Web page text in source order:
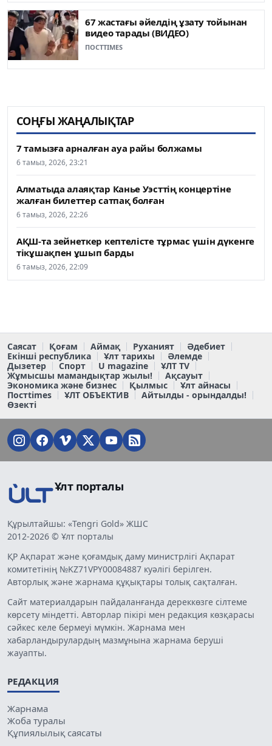
67 жастағы әйелдің ұзату тойынан
видео тарады (ВИДЕО)
ПОСТTIMES
СОҢҒЫ ЖАҢАЛЫҚТАР
7 тамызға арналған ауа райы болжамы
6 тамыз, 2026, 23:21
Алматыда алаяқтар Канье Уэсттің концертіне
жалған билеттер сатпақ болған
6 тамыз, 2026, 22:26
АҚШ-та зейнеткер кептелісте тұрмас үшін дүкенге
тікұшақпен ұшып барды
6 тамыз, 2026, 22:09
Саясат Қоғам Аймақ Руханият
Әдебиет
Екінші республика
Ұлт тарихы
Әлемде
Дызетер
Спорт U magazine
ҰЛТ TV
Жұмысшы мамандықтар жылы!
Ақсауыт
Экономика және бизнес
Қылмыс
Ұлт айнасы
Постtimes
ҰЛТ ОБЪЕКТИВ
Айтылды - орындалды!
Өзекті
Ұлт порталы
Құрылтайшы: «Tengri Gold» ЖШС
2012-2026 © Ұлт порталы
ҚР Ақпарат және қоғамдық даму министрлігі Ақпарат
комитетінің №KZ71VPY00084887 куәлігі берілген.
Авторлық және жарнама құқықтары толық сақталған.
Сайт материалдарын пайдаланғанда дереккөзге сілтеме
көрсету міндетті. Авторлар пікірі мен редакция көзқарасы
сәйкес келе бермеуі мүмкін. Жарнама мен
хабарландырулардың мазмұнына жарнама беруші
жауапты.
РЕДАКЦИЯ
Жарнама
Жоба туралы
Құпиялылық саясаты